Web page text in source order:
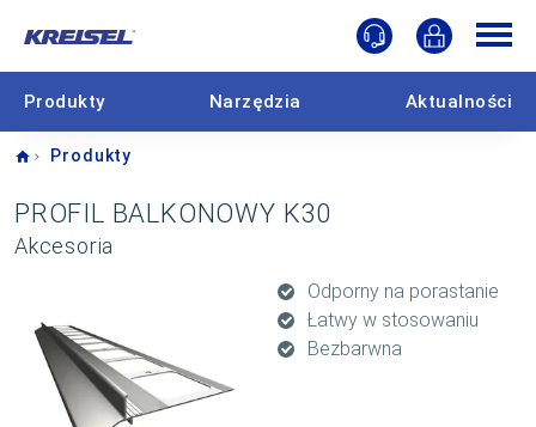
Produkty Narzędzia Aktualności
Home
Produkty
PROFIL BALKONOWY K30
Akcesoria
Odporny na porastanie
Łatwy w stosowaniu
Bezbarwna